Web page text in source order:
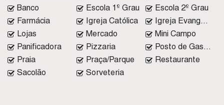
Banco
Escola 1º Grau
Escola 2º Grau
Farmácia
Igreja Católica
Igreja Evangélica
Lojas
Mercado
Mini Campo
Panificadora
Pizzaria
Posto de Gasolina
Praia
Praça/Parque
Restaurante
Sacolão
Sorveteria